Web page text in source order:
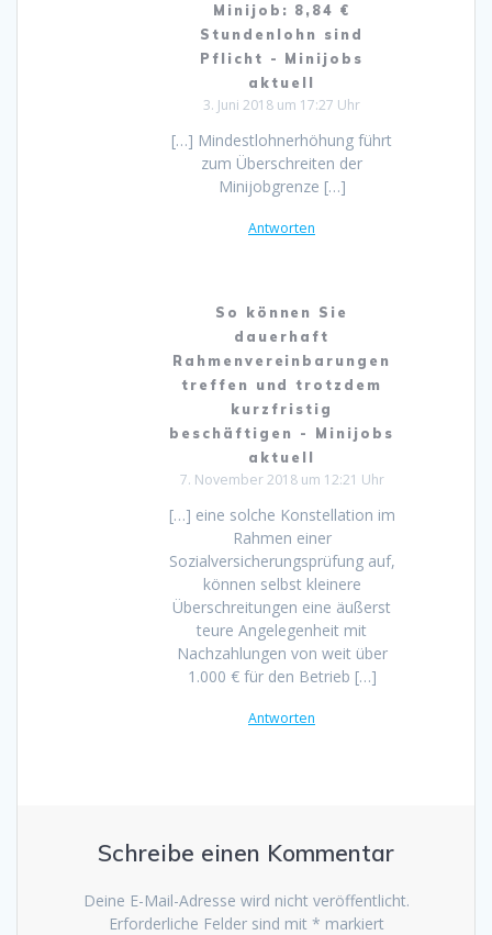
Minijob: 8,84 €
Stundenlohn sind
Pflicht - Minijobs
aktuell
3. Juni 2018 um 17:27 Uhr
[…] Mindestlohnerhöhung führt
zum Überschreiten der
Minijobgrenze […]
Antworten
So können Sie
dauerhaft
Rahmenvereinbarungen
treffen und trotzdem
kurzfristig
beschäftigen - Minijobs
aktuell
7. November 2018 um 12:21 Uhr
[…] eine solche Konstellation im
Rahmen einer
Sozialversicherungsprüfung auf,
können selbst kleinere
Überschreitungen eine äußerst
teure Angelegenheit mit
Nachzahlungen von weit über
1.000 € für den Betrieb […]
Antworten
Schreibe einen Kommentar
Deine E-Mail-Adresse wird nicht veröffentlicht.
Erforderliche Felder sind mit * markiert